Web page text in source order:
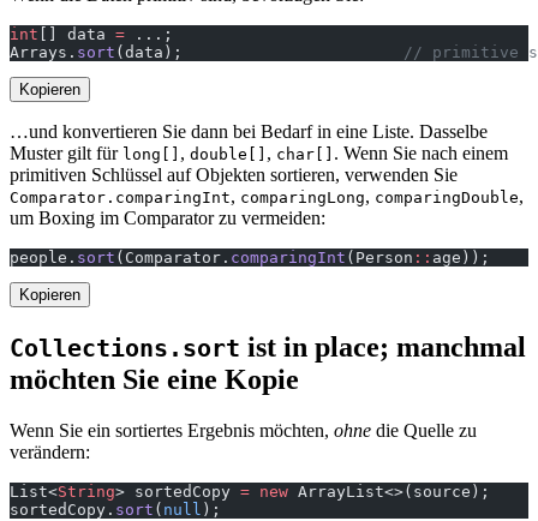
int [] data = ...;
Arrays. sort (data); // primitive
Kopieren
…und konvertieren Sie dann bei Bedarf in eine Liste. Dasselbe
Muster gilt für long[] , double[] , char[] . Wenn Sie nach einem
primitiven Schlüssel auf Objekten sortieren, verwenden Sie
Comparator.comparingInt, comparingLong, comparingDouble,
um Boxing im Comparator zu vermeiden:
people. sort (Comparator. comparingInt (Person :: age));
Kopieren
Collections.sort ist in place; manchmal
möchten Sie eine Kopie
Wenn Sie ein sortiertes Ergebnis möchten, ohne die Quelle zu
verändern:
List<String> sortedCopy = new ArrayList<>(source);
sortedCopy. sort ( null );